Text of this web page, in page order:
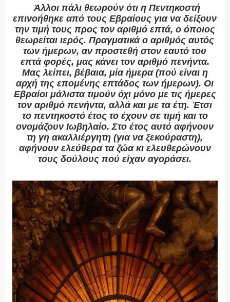
Άλλοι πάλι θεωρούν ότι η Πεντηκοστή
επινοήθηκε από τους Εβραίους για να δείξουν
την τιμή τους προς τον αριθμό επτά, ο όποιος
θεωρείται ιερός. Πραγματικά ο αριθμός αυτός
των ήμερων, αν προστεθή στον εαυτό του
επτά φορές, μας κάνει τον αριθμό πενήντα.
Μας λείπει, βέβαια, μία ήμερα (πού είναι η
αρχή της επομένης επτάδος των ήμερων). Οι
Εβραίοι μάλιστα τιμούν όχι μόνο με τις ήμερες
τον αριθμό πενήντα, αλλά και με τα έτη. Έτσι
το πεντηκοστό έτος το έχουν σε τιμή και το
ονομάζουν Ιωβηλαίο. Στο έτος αυτό αφήνουν
τη γη ακαλλιέργητη (για να ξεκούραστη),
αφήνουν ελεύθερα τα ζώα κι ελευθερώνουν
τους δούλους πού είχαν αγοράσει.